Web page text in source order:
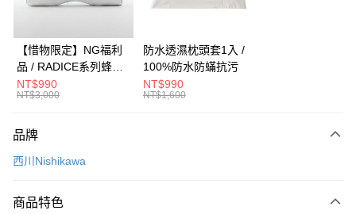
上海商業儲蓄銀行
台北富邦商業銀行
臺灣中小企業銀行
台中商業銀行
匯豐（台灣）商業銀行
華泰商業銀行
聯邦商業銀行
遠東國際商業銀行
元大商業銀行
台灣樂天信用卡公司
Apple Pay
街口支付
悠遊付
Google Pay
全盈+PAY
大哥付你分期
【大哥付你分期使用說明】
1.本服務由台灣大哥大提供，台灣大哥大用戶可立即使用無須另外申請。
AFTEE先享後付
【惜物限定】NG福利
品 / RADICE系列蜂巢
調節枕-Low低型(加贈
補充袋) / PE中空軟管 /
NT$990
NT$3,000
防水透濕枕頭套1入 /
100%防水防蟎抗污
NT$990
NT$1,600
品牌
西川Nishikawa
商品特色